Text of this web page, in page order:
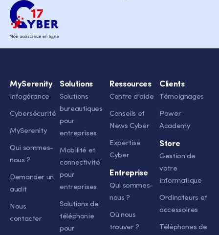
MySerenity
Infogérance
Cybersécurité
MySerenity
Qui sommes-
nous ?
Demander un
audit
Nous
contacter
Solutions
Solutions
bureautiques
pour
entreprises
Mobilité et
connectivité
pour
entreprises
Solutions de
téléphonie
pour
Ressources
Centre d’aide
Conseils et
News Cyber
Expertise
Cyber
Entreprise
Qui sommes-
nous ?
Où nous
trouver ?
Clients
Témoignages
Power
Academy
Store
Gestion de
votre
informatique
Ordinateurs et
accessoires
Téléphones de